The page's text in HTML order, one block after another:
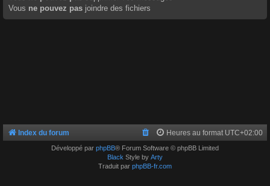
Vous ne pouvez pas joindre des fichiers
Index du forum Heures au format UTC+02:00
Développé par phpBB® Forum Software © phpBB Limited
Black Style by Arty
Traduit par phpBB-fr.com